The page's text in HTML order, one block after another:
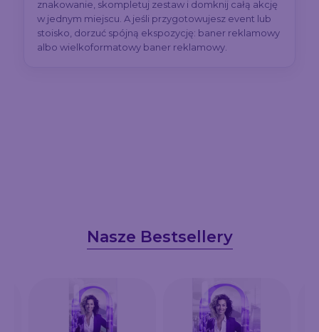
znakowanie, skompletuj zestaw i domknij całą akcję
w jednym miejscu. A jeśli przygotowujesz event lub
stoisko, dorzuć spójną ekspozycję: baner reklamowy
albo wielkoformatowy baner reklamowy.
Nasze Bestsellery